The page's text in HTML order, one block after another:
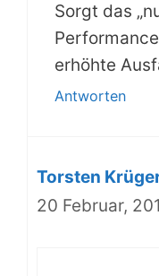
Sorgt das
erhöhte
Antworten
Torsten
20 Februar,